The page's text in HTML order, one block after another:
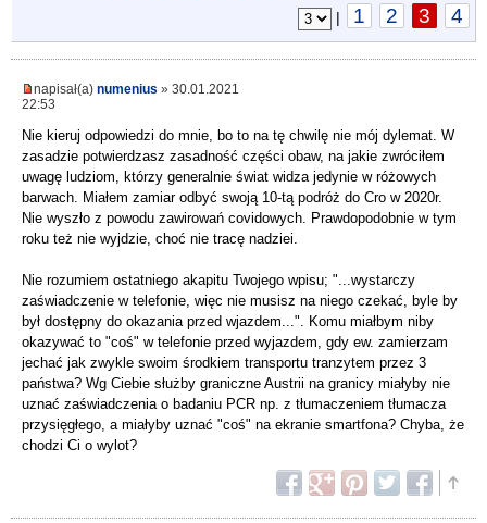
|
1 2 3 4
napisał(a) numenius » 30.01.2021
22:53
Nie kieruj odpowiedzi do mnie, bo to na tę chwilę nie mój dylemat. W
zasadzie potwierdzasz zasadność części obaw, na jakie zwróciłem
uwagę ludziom, którzy generalnie świat widza jedynie w różowych
barwach. Miałem zamiar odbyć swoją 10-tą podróż do Cro w 2020r.
Nie wyszło z powodu zawirowań covidowych. Prawdopodobnie w tym
roku też nie wyjdzie, choć nie tracę nadziei.
Nie rozumiem ostatniego akapitu Twojego wpisu; "...wystarczy
zaświadczenie w telefonie, więc nie musisz na niego czekać, byle by
był dostępny do okazania przed wjazdem...". Komu miałbym niby
okazywać to "coś" w telefonie przed wyjazdem, gdy ew. zamierzam
jechać jak zwykle swoim środkiem transportu tranzytem przez 3
państwa? Wg Ciebie służby graniczne Austrii na granicy miałyby nie
uznać zaświadczenia o badaniu PCR np. z tłumaczeniem tłumacza
przysięgłego, a miałyby uznać "coś" na ekranie smartfona? Chyba, że
chodzi Ci o wylot?